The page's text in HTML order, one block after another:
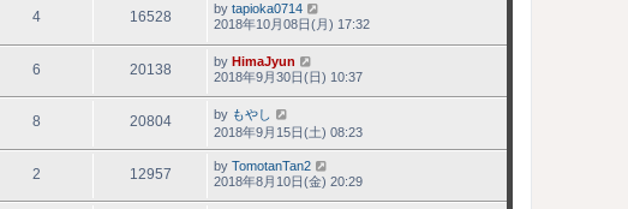
4 16528 by tapioka0714
2018年10月08日(月) 17:32
6 20138 by HimaJyun
2018年9月30日(日) 10:37
8 20804 by もやし
2018年9月15日(土) 08:23
2 12957 by TomotanTan2
2018年8月10日(金) 20:29